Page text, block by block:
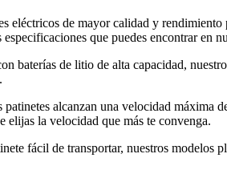
eléctricos de mayor calidad y
que puedes encontrar en
baterías de litio de alta capacidad,
alcanzan una velocidad máxima
elijas la velocidad que más te convenga.
fácil de transportar, nuestros modelos